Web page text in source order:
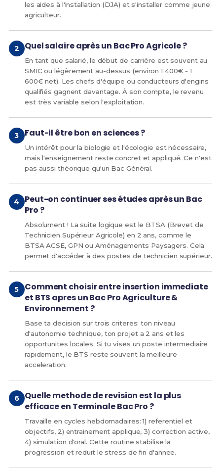
les aides à l'installation (DJA) et s'installer comme jeune
agriculteur.
Quel salaire après un Bac Pro Agricole ?
En tant que salarié, le début de carrière est souvent au
SMIC ou légèrement au-dessus (environ 1 400€ - 1
600€ net). Les chefs d'équipe ou conducteurs d'engins
qualifiés gagnent davantage. À son compte, le revenu
est très variable selon l'exploitation.
Faut-il être bon en sciences ?
Un intérêt pour la biologie et l'écologie est nécessaire,
mais l'enseignement reste concret et appliqué. Ce n'est
pas aussi théorique qu'un Bac Général.
Peut-on continuer ses études après un Bac
Pro ?
Absolument ! La suite logique est le BTSA (Brevet de
Technicien Supérieur Agricole) en 2 ans, comme le
BTSA ACSE, GPN ou Aménagements Paysagers. Cela
permet d'accéder à des postes de technicien supérieur.
Comment choisir entre insertion immediate
et BTS apres un Bac Pro Agriculture &
Environnement ?
Base ta decision sur trois criteres: ton niveau
d'autonomie technique, ton projet a 2 ans et les
opportunites locales. Si tu vises un poste intermediaire
rapidement, le BTS reste souvent la meilleure
acceleration.
Quelle methode de revision est la plus
efficace en Terminale Bac Pro ?
Travaille en cycles hebdomadaires: 1) referentiel et
objectifs, 2) entrainement applique, 3) correction active,
4) simulation d'oral. Cette routine stabilise la
progression et reduit le stress de fin d'annee.